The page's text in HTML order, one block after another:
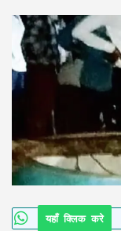
यहाँ क्लिक करे